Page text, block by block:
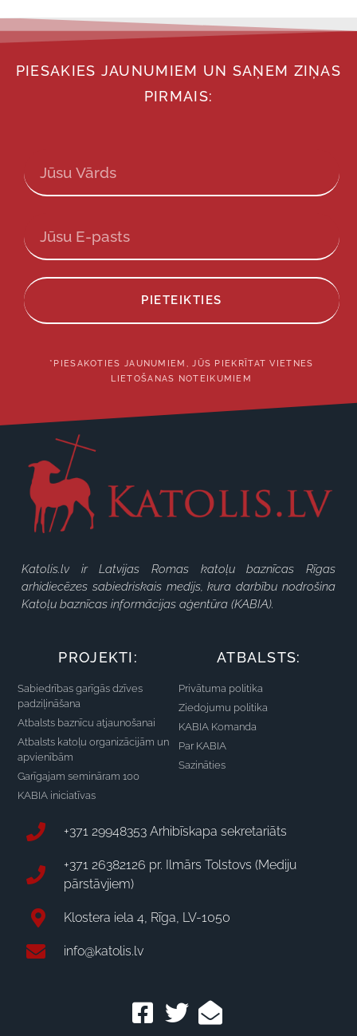
PIESAKIES JAUNUMIEM UN SAŅEM ZIŅAS
PIRMAIS:
PIETEIKTIES
*PIESAKOTIES JAUNUMIEM, JŪS PIEKRĪTAT VIETNES
LIETOŠANAS NOTEIKUMIEM
Katolis.lv ir Latvijas Romas katoļu baznīcas Rīgas
arhidiecēzes sabiedriskais medijs, kura darbību nodrošina
Katoļu baznīcas informācijas aģentūra (KABIA).
PROJEKTI:
Sabiedrības garīgās dzīves
padziļināšana
Atbalsts baznīcu atjaunošanai
Atbalsts katoļu organizācijām un
apvienībām
Garīgajam semināram 100
KABIA iniciatīvas
ATBALSTS:
Privātuma politika
Ziedojumu politika
KABIA Komanda
Par KABIA
Sazināties
+371 29948353 Arhibīskapa sekretariāts
+371 26382126 pr. Ilmārs Tolstovs (Mediju
pārstāvjiem)
Klostera iela 4, Rīga, LV-1050
info@katolis.lv